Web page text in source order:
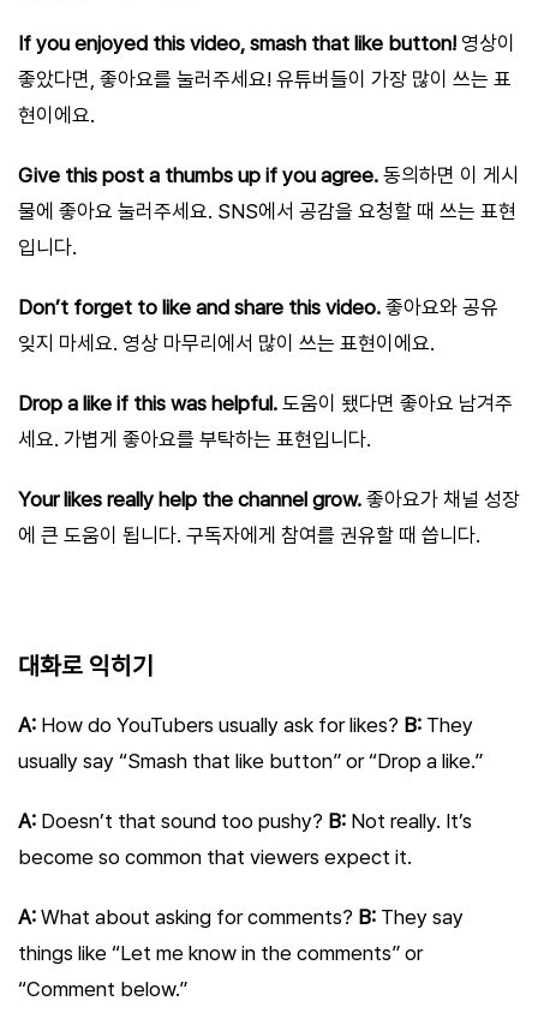
If you enjoyed this video, smash that like button! 영상이
좋았다면, 좋아요를 눌러주세요! 유튜버들이 가장 많이 쓰는 표
현이에요.
Give this post a thumbs up if you agree. 동의하면 이 게시
물에 좋아요 눌러주세요. SNS에서 공감을 요청할 때 쓰는 표현
입니다.
Don’t forget to like and share this video. 좋아요와 공유
잊지 마세요. 영상 마무리에서 많이 쓰는 표현이에요.
Drop a like if this was helpful. 도움이 됐다면 좋아요 남겨주
세요. 가볍게 좋아요를 부탁하는 표현입니다.
Your likes really help the channel grow. 좋아요가 채널 성장
에 큰 도움이 됩니다. 구독자에게 참여를 권유할 때 씁니다.
대화로 익히기
A: How do YouTubers usually ask for likes? B: They
usually say “Smash that like button” or “Drop a like.”
A: Doesn’t that sound too pushy? B: Not really. It’s
become so common that viewers expect it.
A: What about asking for comments? B: They say
things like “Let me know in the comments” or
“Comment below.”